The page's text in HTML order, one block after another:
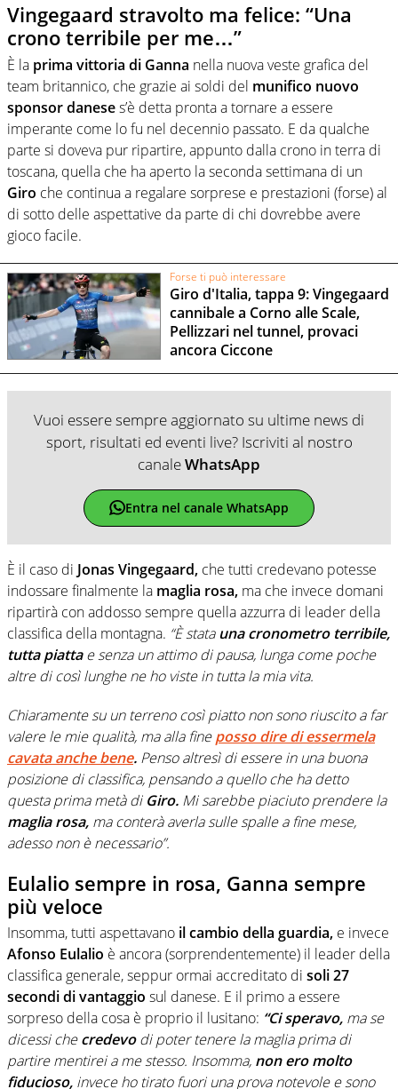
Vingegaard stravolto ma felice: “Una
crono terribile per me…”
È la prima vittoria di Ganna nella nuova veste grafica del
team britannico, che grazie ai soldi del munifico nuovo
sponsor daneses’è detta pronta a tornare a essere
imperante come lo fu nel decennio passato. E da qualche
parte si doveva pur ripartire, appunto dalla crono in terra di
toscana, quella che ha aperto la seconda settimana di un
Giro che continua a regalare sorprese e prestazioni (forse) al
di sotto delle aspettative da parte di chi dovrebbe avere
gioco facile.
Forse ti può interessare
Giro d'Italia, tappa 9: Vingegaard
cannibale a Corno alle Scale,
Pellizzari nel tunnel, provaci
ancora Ciccone
Vuoi essere sempre aggiornato su ultime news di
sport, risultati ed eventi live? Iscriviti al nostro
canaleWhatsApp
Entra nel canale WhatsApp
È il caso di Jonas Vingegaard, che tutti credevano potesse
indossare finalmente la maglia rosa, ma che invece domani
ripartirà con addosso sempre quella azzurra di leader della
classifica della montagna. “È statauna cronometro terribile,
tutta piattae senza un attimo di pausa, lunga come poche
altre di così lunghe ne ho viste in tutta la mia vita.
Chiaramente su un terreno così piatto non sono riuscito a far
valere le mie qualità, ma alla fineposso dire di essermela
cavata anche bene. Penso altresì di essere in una buona
posizione di classifica, pensando a quello che ha detto
questa prima metà di Giro. Mi sarebbe piaciuto prendere la
maglia rosa, ma conterà averla sulle spalle a fine mese,
adesso non è necessario”.
Eulalio sempre in rosa, Ganna sempre
più veloce
Insomma, tutti aspettavano il cambio della guardia, e invece
Afonso Eulalio è ancora (sorprendentemente) il leader della
classifica generale, seppur ormai accreditato di soli 27
secondi di vantaggio sul danese. E il primo a essere
sorpreso della cosa è proprio il lusitano: “Ci speravo, ma se
dicessi checredevodi poter tenere la maglia prima di
partire mentirei a me stesso. Insomma, non ero molto
fiducioso, invece ho tirato fuori una prova notevole e sono